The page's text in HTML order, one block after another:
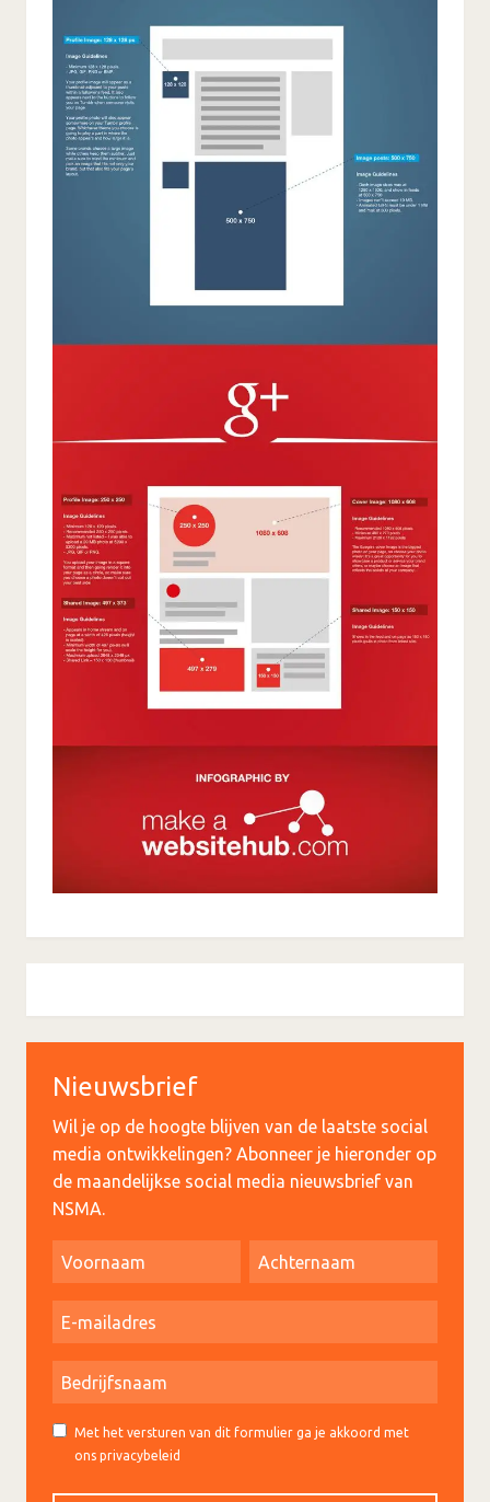
Nieuwsbrief
Wil je op de hoogte blijven van de laatste social
media ontwikkelingen? Abonneer je hieronder op
de maandelijkse social media nieuwsbrief van
NSMA.
Met het versturen van dit formulier ga je akkoord met
ons privacybeleid